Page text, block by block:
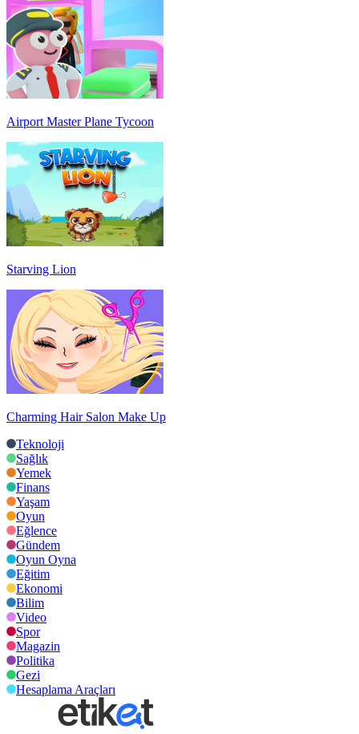
Airport Master Plane Tycoon
Starving Lion
Charming Hair Salon Make Up
Teknoloji
Sağlık
Yemek
Finans
Yaşam
Oyun
Eğlence
Gündem
Oyun Oyna
Eğitim
Ekonomi
Bilim
Video
Spor
Magazin
Politika
Gezi
Hesaplama Araçları